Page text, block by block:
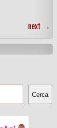
next →
Cerca